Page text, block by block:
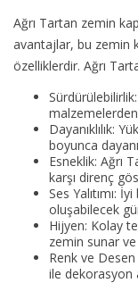
Ağrı Tartan zemin
avantajlar, bu zemin
özelliklerdir. Ağrı
Dayanıklılık:
boyunca
Esneklik: Ağrı
karşı direnç
Ses Yalıtımı:
oluşabilecek
Hijyen: Kolay
zemin sunar
Renk ve
ile dekorasyon